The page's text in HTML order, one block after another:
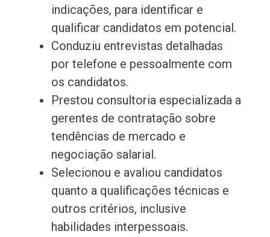
indicações, para identificar e
qualificar candidatos em potencial.
Conduziu entrevistas detalhadas
por telefone e pessoalmente com
os candidatos.
Prestou consultoria especializada a
gerentes de contratação sobre
tendências de mercado e
negociação salarial.
Selecionou e avaliou candidatos
quanto a qualificações técnicas e
outros critérios, inclusive
habilidades interpessoais.